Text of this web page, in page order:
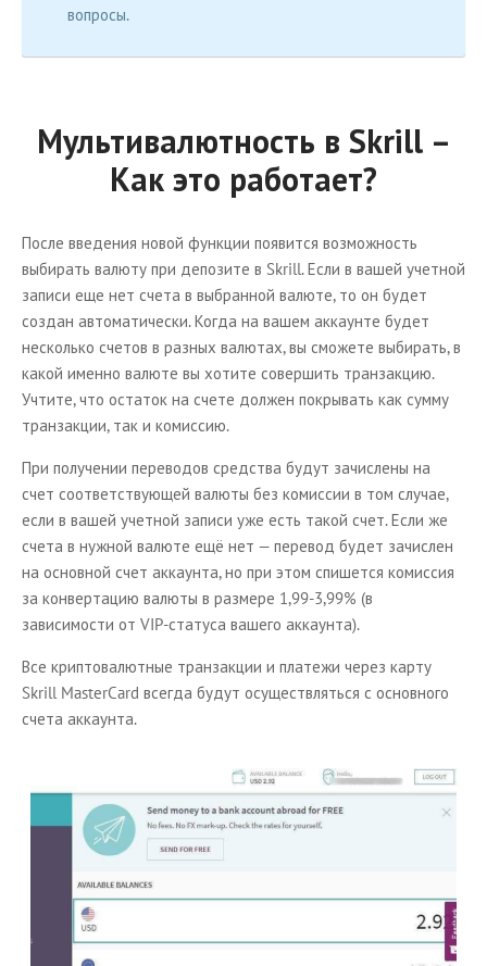
вопросы.
Мультивалютность в Skrill –
Как это работает?
После введения новой функции появится возможность
выбирать валюту при депозите в Skrill. Если в вашей учетной
записи еще нет счета в выбранной валюте, то он будет
создан автоматически. Когда на вашем аккаунте будет
несколько счетов в разных валютах, вы сможете выбирать, в
какой именно валюте вы хотите совершить транзакцию.
Учтите, что остаток на счете должен покрывать как сумму
транзакции, так и комиссию.
При получении переводов средства будут зачислены на
счет соответствующей валюты без комиссии в том случае,
если в вашей учетной записи уже есть такой счет. Если же
счета в нужной валюте ещё нет — перевод будет зачислен
на основной счет аккаунта, но при этом спишется комиссия
за конвертацию валюты в размере 1,99-3,99% (в
зависимости от VIP-статуса вашего аккаунта).
Все криптовалютные транзакции и платежи через карту
Skrill MasterCard всегда будут осуществляться с основного
счета аккаунта.